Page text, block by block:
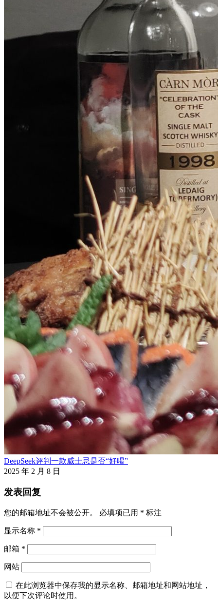
DeepSeek评判一款威士忌是否“好喝”
2025 年 2 月 8 日
发表回复
您的邮箱地址不会被公开。 必填项已用 * 标注
显示名称 *
邮箱 *
网站
在此浏览器中保存我的显示名称、邮箱地址和网站地址，
以便下次评论时使用。